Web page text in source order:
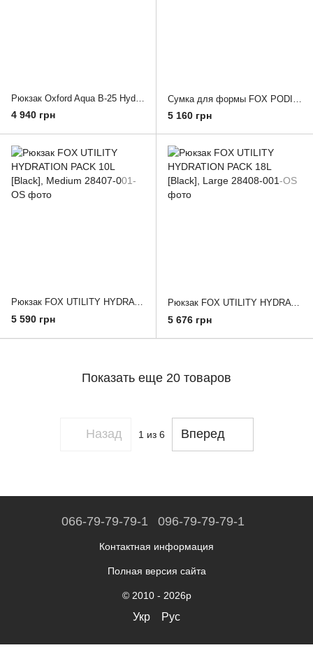
4 940 грн 5 160 грн
Рюкзак FOX UTILITY HYDRATION PACK 10L [Black], Medium
5 590 грн
Рюкзак FOX UTILITY HYDRATION PACK 18L [Black], Large
5 676 грн
Показать еще 20 товаров
Назад 1 из 6 Вперед
066-79-79-79-1 096-79-79-79-1
Контактная информация
Полная версия сайта
© 2010 - 2026р
Укр Рус